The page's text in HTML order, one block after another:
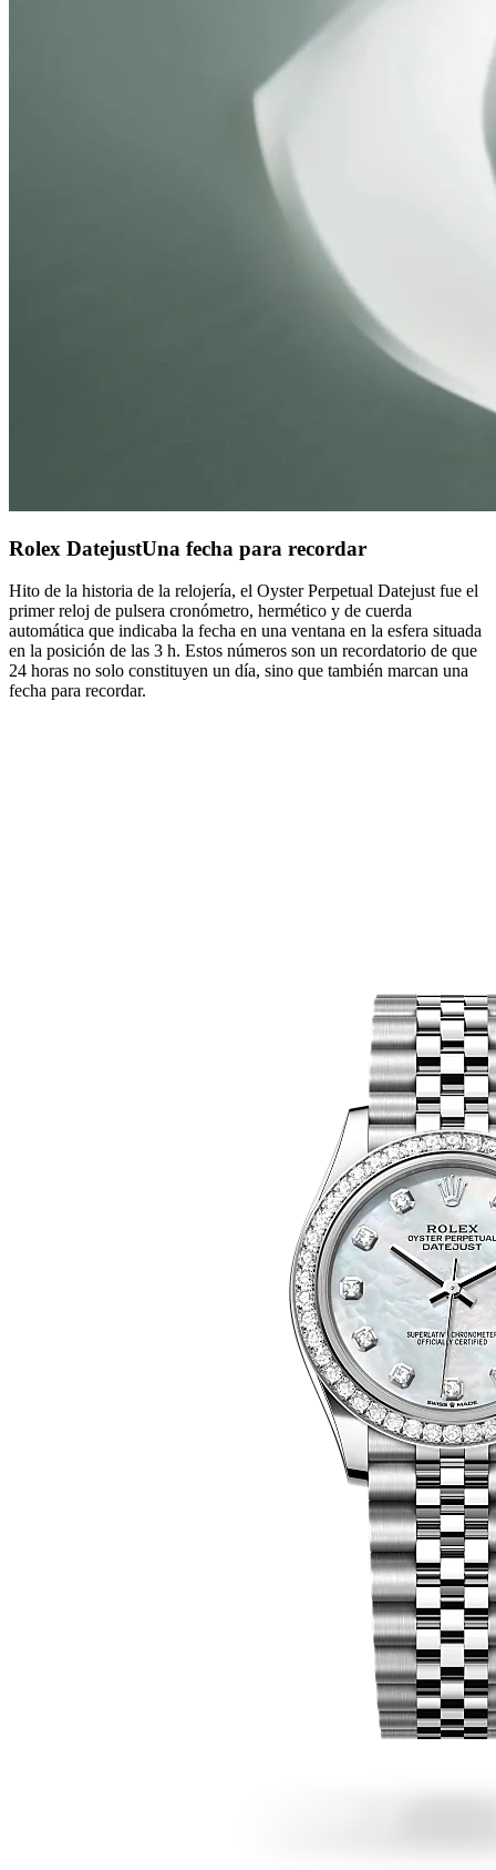
Rolex DatejustUna fecha para recordar
Hito de la historia de la relojería, el Oyster Perpetual Datejust fue el
primer reloj de pulsera cronómetro, hermético y de cuerda
automática que indicaba la fecha en una ventana en la esfera situada
en la posición de las 3 h. Estos números son un recordatorio de que
24 horas no solo constituyen un día, sino que también marcan una
fecha para recordar.